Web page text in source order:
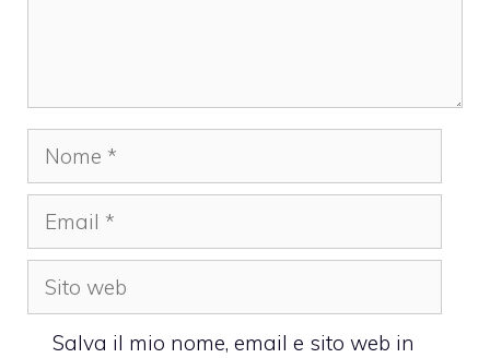
Nome
Email
Sito
web
Salva il mio nome, email e sito web in